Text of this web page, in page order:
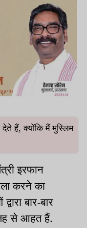
देते हैं, क्योंकि मैं मुस्लिम
इरफान
करने का
बार-बार
से आहत हैं.